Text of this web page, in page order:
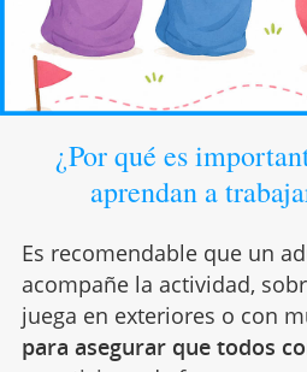
¿Por qué es
aprendan a
Es recomendable que un
acompañe la actividad,
juega en exteriores o con
para asegurar que todos